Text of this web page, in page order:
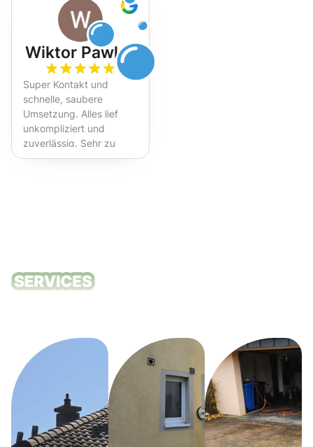
Wiktor Pawlak
Super Kontakt und
schnelle, saubere
Umsetzung. Alles lief
unkompliziert und
zuverlässig. Sehr zu
empfehlen!